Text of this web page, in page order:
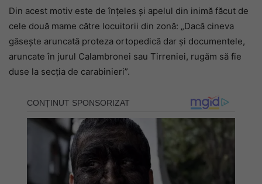
Din acest motiv este de înțeles și apelul din inimă făcut de
cele două mame către locuitorii din zonă: „Dacă cineva
găsește aruncată proteza ortopedică dar și documentele,
aruncate în jurul Calambronei sau Tirreniei, rugăm să fie
duse la secția de carabinieri”.